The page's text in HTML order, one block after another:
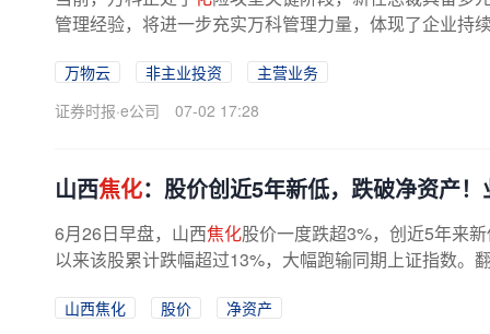
管理经验，将进一步充实万科管理力量，体现了企业持
万物云 非主业投资
主营业务
证券时报·e公司
07-02 17:28
山西焦化：股价创近5年新低，跌破净资产
6月26日早盘，山西焦化股价一度跌超3%，创近5年来
以来该股累计跌幅超过13%，大幅跑输同期上证指数。
山西焦化 股价
净资产